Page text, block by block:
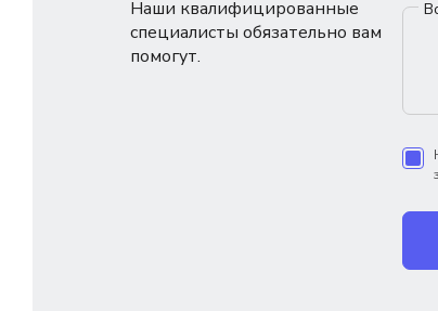
Наши квалифицированные
специалисты обязательно вам
помогут.